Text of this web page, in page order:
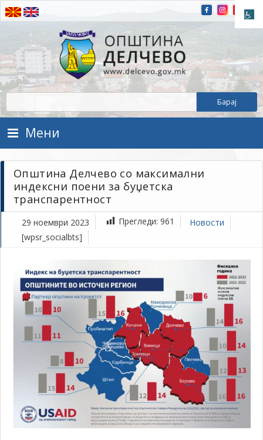
Прескокнете на содржината
Општина Делчево
Општина Делчево
Мени
Општина Делчево со максимални
индексни поени за буџетска
транспарентност
29 ноември 2023 Прегледи: 961
Новости
[wpsr_socialbts]